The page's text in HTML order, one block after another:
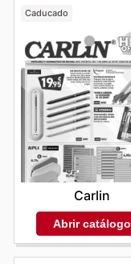
Caducado
Carlin
Abrir catálogo